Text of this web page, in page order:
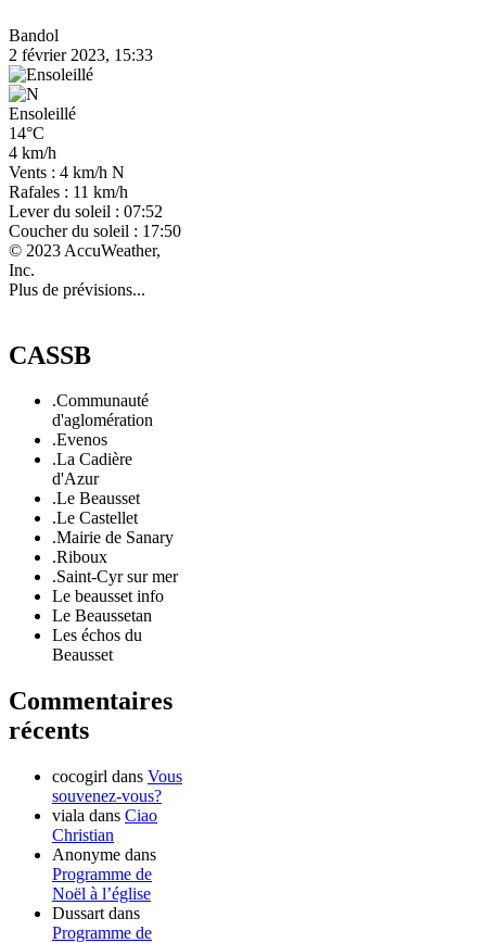
Bandol
2 février 2023, 15:33
Ensoleillé
14°C
4 km/h
Vents : 4 km/h N
Rafales : 11 km/h
Lever du soleil : 07:52
Coucher du soleil : 17:50
© 2023 AccuWeather,
Inc.
Plus de prévisions...
CASSB
.Communauté
d'aglomération
.Evenos
.La Cadière
d'Azur
.Le Beausset
.Le Castellet
.Mairie de Sanary
.Riboux
.Saint-Cyr sur mer
Le beausset info
Le Beaussetan
Les échos du
Beausset
Commentaires
récents
cocogirl dans Vous
souvenez-vous?
viala dans Ciao
Christian
Anonyme dans
Programme de
Noël à l’église
Dussart dans
Programme de